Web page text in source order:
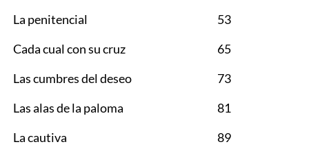
La penitencial
53
Cada cual con su cruz
65
Las cumbres del deseo
73
Las alas de la paloma
81
La cautiva
89